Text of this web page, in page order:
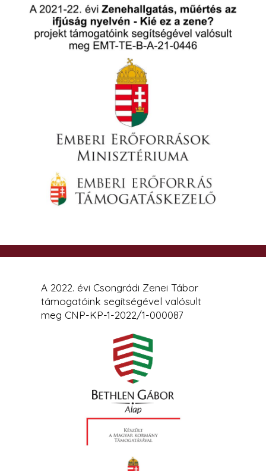
A 2022. évi Csongrádi Zenei Tábor
támogatóink segítségével valósult
meg CNP-KP-1-2022/1-000087